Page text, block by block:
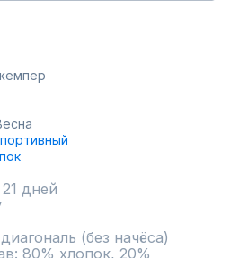
дней
(без начёса)
80% хлопок, 20%